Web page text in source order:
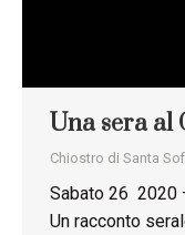
Una sera al
Chiostro di Santa
Sabato 26 2020
Un racconto